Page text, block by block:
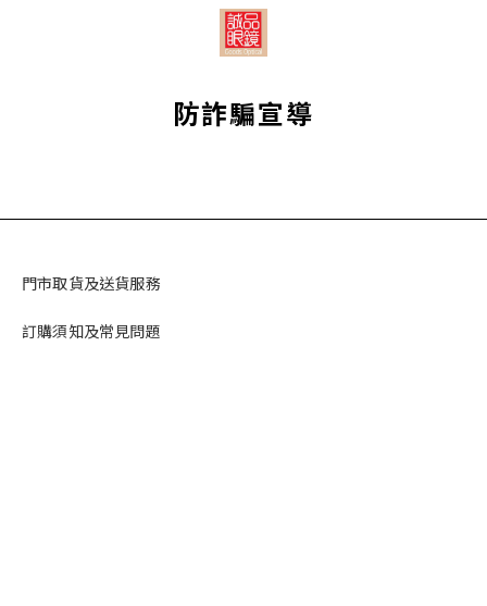
防詐騙宣導
門市取貨及送貨服務
訂購須知及常見問題